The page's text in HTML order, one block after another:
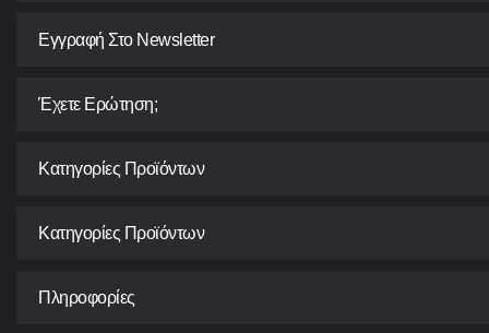
Εγγραφή Στο Newsletter
Έχετε Ερώτηση;
Κατηγορίες Προϊόντων
Κατηγορίες Προϊόντων
Πληροφορίες